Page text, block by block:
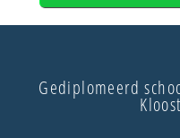
Gediplomeerd